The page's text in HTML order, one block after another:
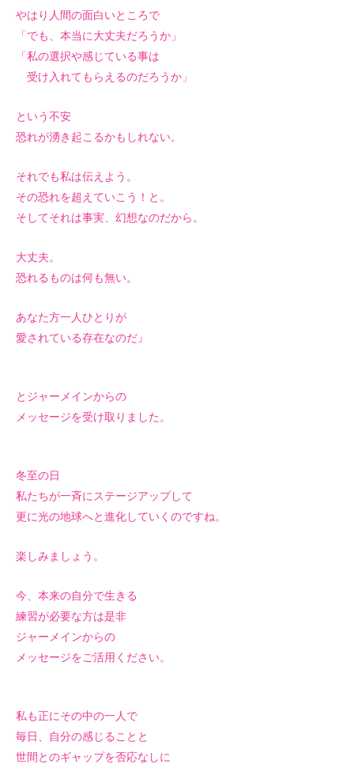
やはり人間の面白いところで
「でも、本当に大丈夫だろうか」
「私の選択や感じている事は
受け入れてもらえるのだろうか」
という不安
恐れが湧き起こるかもしれない。
それでも私は伝えよう。
その恐れを超えていこう！と。
そしてそれは事実、幻想なのだから。
大丈夫。
恐れるものは何も無い。
あなた方一人ひとりが
愛されている存在なのだ』
とジャーメインからの
メッセージを受け取りました。
冬至の日
私たちが一斉にステージアップして
更に光の地球へと進化していくのですね。
楽しみましょう。
今、本来の自分で生きる
練習が必要な方は是非
ジャーメインからの
メッセージをご活用ください。
私も正にその中の一人で
毎日、自分の感じることと
世間とのギャップを否応なしに